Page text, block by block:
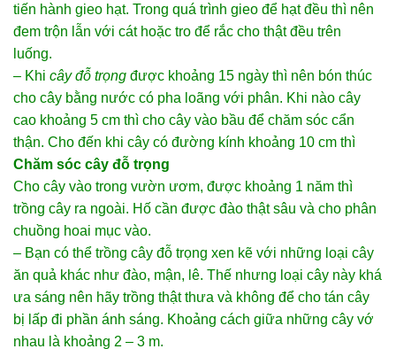
tiến hành gieo hạt. Trong quá trình gieo để hạt đều thì nên
đem trộn lẫn với cát hoặc tro để rắc cho thật đều trên
luống.
– Khi cây đỗ trọng được khoảng 15 ngày thì nên bón thúc
cho cây bằng nước có pha loãng với phân. Khi nào cây
cao khoảng 5 cm thì cho cây vào bầu để chăm sóc cẩn
thận. Cho đến khi cây có đường kính khoảng 10 cm thì
Chăm sóc cây đỗ trọng
Cho cây vào trong vườn ươm, được khoảng 1 năm thì
trồng cây ra ngoài. Hố cần được đào thật sâu và cho phân
chuồng hoai mục vào.
– Bạn có thể trồng cây đỗ trọng xen kẽ với những loại cây
ăn quả khác như đào, mận, lê. Thế nhưng loại cây này khá
ưa sáng nên hãy trồng thật thưa và không để cho tán cây
bị lấp đi phần ánh sáng. Khoảng cách giữa những cây vớ
nhau là khoảng 2 – 3 m.